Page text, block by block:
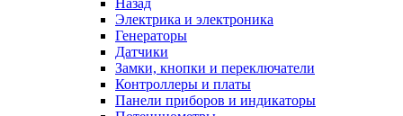
Назад
Электрика и электроника
Генераторы
Датчики
Замки, кнопки и переключатели
Контроллеры и платы
Панели приборов и индикаторы